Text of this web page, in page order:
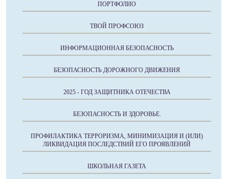
ПОРТФОЛИО
ТВОЙ ПРОФСОЮЗ
ИНФОРМАЦИОННАЯ БЕЗОПАСНОСТЬ
БЕЗОПАСНОСТЬ ДОРОЖНОГО ДВИЖЕНИЯ
2025 - ГОД ЗАЩИТНИКА ОТЕЧЕСТВА
БЕЗОПАСНОСТЬ И ЗДОРОВЬЕ.
ПРОФИЛАКТИКА ТЕРРОРИЗМА, МИНИМИЗАЦИЯ И (ИЛИ)
ЛИКВИДАЦИЯ ПОСЛЕДСТВИЙ ЕГО ПРОЯВЛЕНИЙ
ШКОЛЬНАЯ ГАЗЕТА